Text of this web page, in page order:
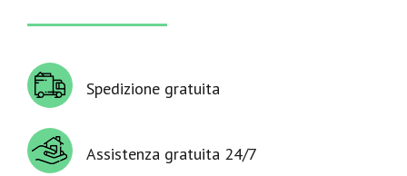
Spedizione gratuita
Assistenza gratuita 24/7